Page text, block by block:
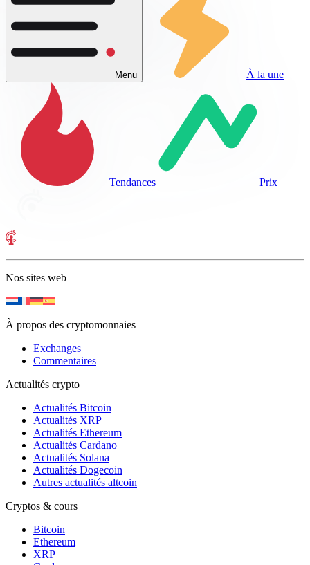
Menu À la une
Tendances Prix
Nos sites web
À propos des cryptomonnaies
Exchanges
Commentaires
Actualités crypto
Actualités Bitcoin
Actualités XRP
Actualités Ethereum
Actualités Cardano
Actualités Solana
Actualités Dogecoin
Autres actualités altcoin
Cryptos & cours
Bitcoin
Ethereum
XRP